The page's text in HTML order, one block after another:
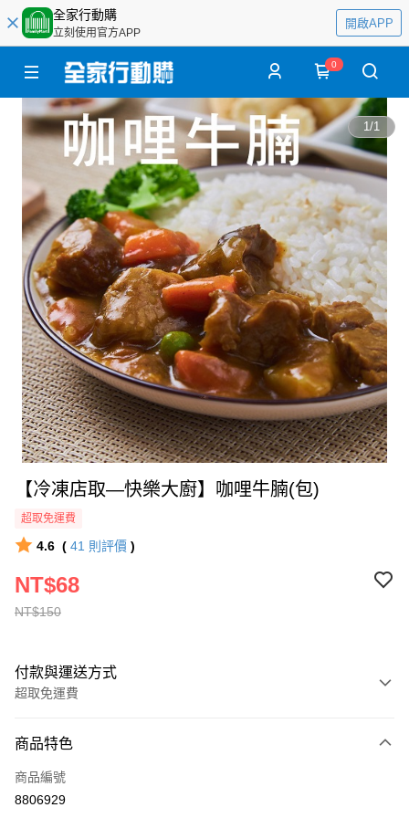
全家行動購
立刻使用官方APP
開啟APP
0
1/1
【冷凍店取—快樂大廚】咖哩牛腩(包)
超取免運費
4.6 ( 41 則評價 )
NT$150
NT$68
付款與運送方式
超取免運費
全家線上支付
超商取貨付款
商品特色
商品編號
8806929